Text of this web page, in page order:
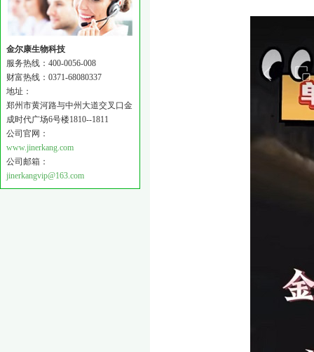
金尔康生物科技
服务热线：400-0056-008
财富热线：0371-68080337
地址：
郑州市黄河路与中州大道交叉口金
成时代广场6号楼1810--1811
公司官网：
www.jinerkang.com
公司邮箱：
jinerkangvip@163.com